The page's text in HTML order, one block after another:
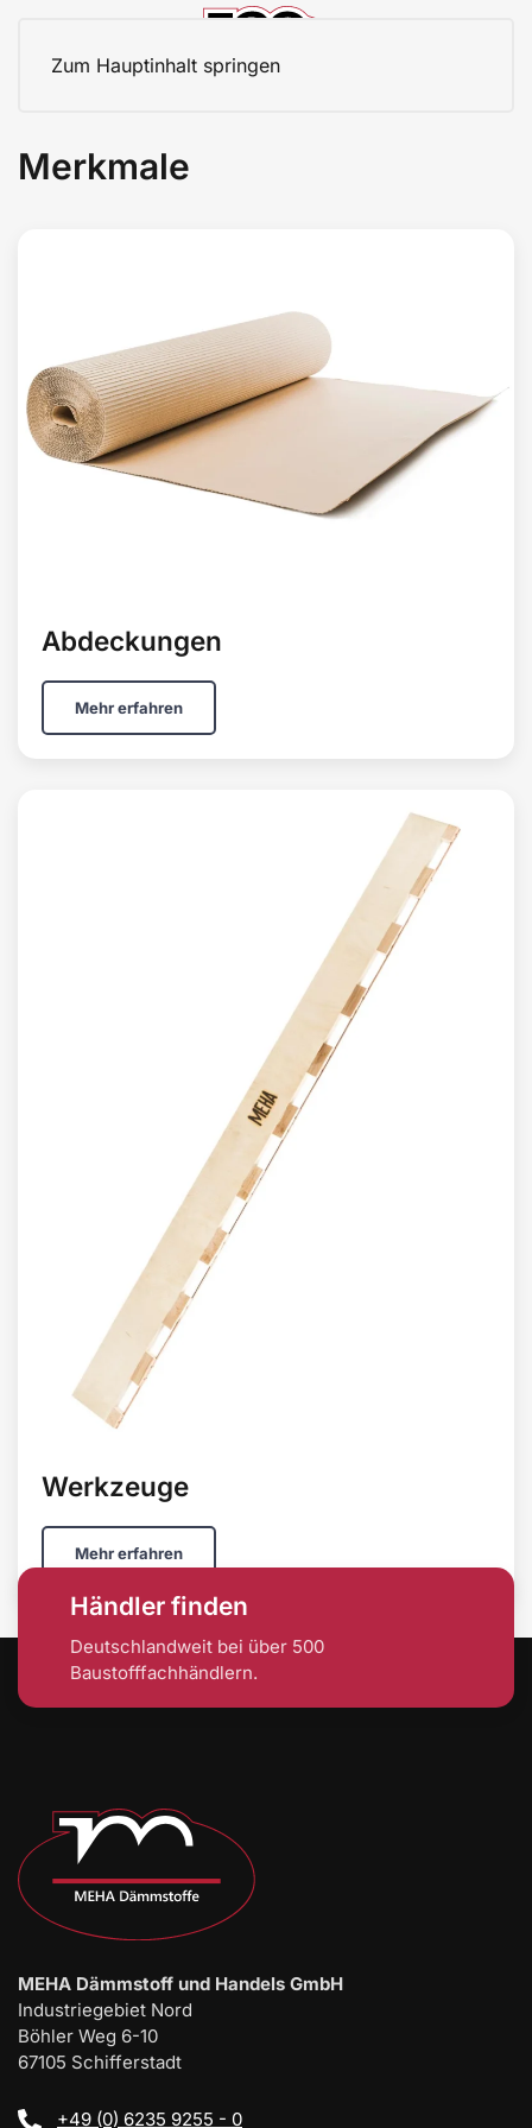
Zum Hauptinhalt springen
Merkmale
Abdeckungen
Mehr erfahren
Werkzeuge
Mehr erfahren
Händler finden
Deutschlandweit bei über 500
Baustofffachhändlern.
MEHA Dämmstoff und Handels GmbH
Industriegebiet Nord
Böhler Weg 6-10
67105 Schifferstadt
+49 (0) 6235 9255 - 0